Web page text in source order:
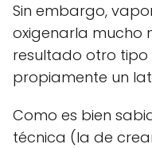
Sin embargo,
oxigenarla mucho
resultado otro
propiamente un
Como es bien
técnica (la de